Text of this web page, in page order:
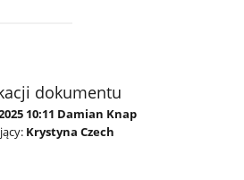
dokumentu
10:11 Damian Knap
Krystyna Czech